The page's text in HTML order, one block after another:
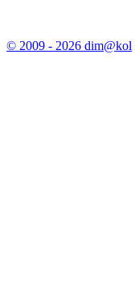
© 2009 - 2026 dim@kol